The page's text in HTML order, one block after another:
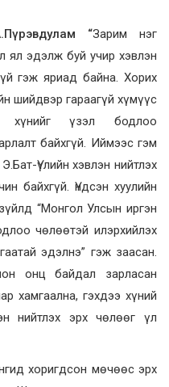
А.Пүрэвдулам “Зарим нэг
ял эдэлж буй учир хэвлэн
гэж яриад байна. Хорих
шийдвэр гараагүй хүмүүс
хүнийг үзэл бодлоо
байхгүй. Иймээс гэм
Үүлийн хэвлэн нийтлэх
байхгүй. Үндсэн хуулийн
“Монгол Улсын иргэн
чөлөөтэй илэрхийлэх
эдэлнэ” гэж заасан.
онц байдал зарласан
хамгаална, гэхдээ хүний
нийтлэх эрх чөлөөг үл
хоригдсон мөчөөс эрх